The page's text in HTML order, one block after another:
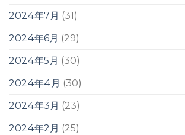
2024年7月 (31)
2024年6月 (29)
2024年5月 (30)
2024年4月 (30)
2024年3月 (23)
2024年2月 (25)